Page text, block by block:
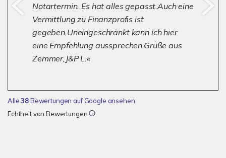
Notartermin. Es hat alles gepasst.Auch eine
Vermittlung zu Finanzprofis ist
gegeben.Uneingeschränkt kann ich hier
eine Empfehlung aussprechen.Grüße aus
Zemmer,J&P L.
Alle38Bewertungen auf Google ansehen
Echtheit von Bewertungen